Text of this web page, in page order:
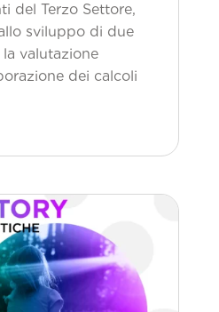
del Terzo Settore,
sviluppo di due
valutazione
dei calcoli